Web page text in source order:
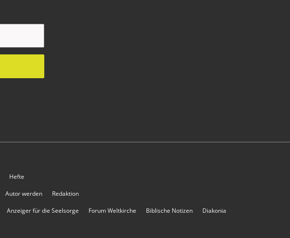
Hefte
Autor werden Redaktion
Anzeiger für die Seelsorge Forum Weltkirche Biblische Notizen
Diakonia